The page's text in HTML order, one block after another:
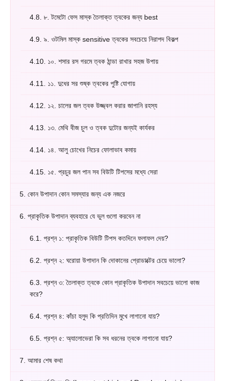
4.8. ৮. টমেটো ফেস মাস্ক তৈলাক্ত ত্বকের জন্য best
4.9. ৯. ওটমিল মাস্ক sensitive ত্বকের সবচেয়ে নিরাপদ বিকল্প
4.10. ১০. শসার রস গরমে ত্বক ঠান্ডা রাখার সহজ উপায়
4.11. ১১. দুধের সর শুষ্ক ত্বকের পুষ্টি যোগায়
4.12. ১২. চালের জল ত্বক উজ্জ্বল করার জাপানি রহস্য
4.13. ১৩. মেথি বীজ চুল ও ত্বক দুটোর জন্যই কার্যকর
4.14. ১৪. আলু চোখের নিচের ফোলাভাব কমায়
4.15. ১৫. প্রচুর জল পান সব বিউটি টিপসের মধ্যে সেরা
5. কোন উপাদান কোন সমস্যার জন্য এক নজরে
6. প্রাকৃতিক উপাদান ব্যবহারে যে ভুল গুলো করবেন না
6.1. প্রশ্ন ১: প্রাকৃতিক বিউটি টিপস কতদিনে ফলাফল দেয়?
6.2. প্রশ্ন ২: ঘরোয়া উপাদান কি দোকানের প্রোডাক্টের চেয়ে ভালো?
6.3. প্রশ্ন ৩: তৈলাক্ত ত্বকে কোন প্রাকৃতিক উপাদান সবচেয়ে ভালো কাজ
করে?
6.4. প্রশ্ন ৪: কাঁচা হলুদ কি প্রতিদিন মুখে লাগানো যায়?
6.5. প্রশ্ন ৫: অ্যালোভেরা কি সব ধরনের ত্বকে লাগানো যায়?
7. আমার শেষ কথা